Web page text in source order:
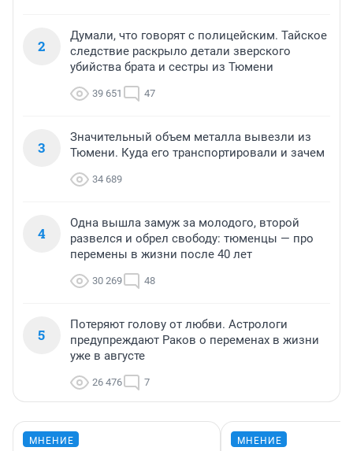
2
Думали, что говорят с полицейским. Тайское
следствие раскрыло детали зверского
убийства брата и сестры из Тюмени
39 651 47
3
Значительный объем металла вывезли из
Тюмени. Куда его транспортировали и зачем
34 689
4
Одна вышла замуж за молодого, второй
развелся и обрел свободу: тюменцы — про
перемены в жизни после 40 лет
30 269 48
5
Потеряют голову от любви. Астрологи
предупреждают Раков о переменах в жизни
уже в августе
26 476 7
МНЕНИЕ МНЕНИЕ